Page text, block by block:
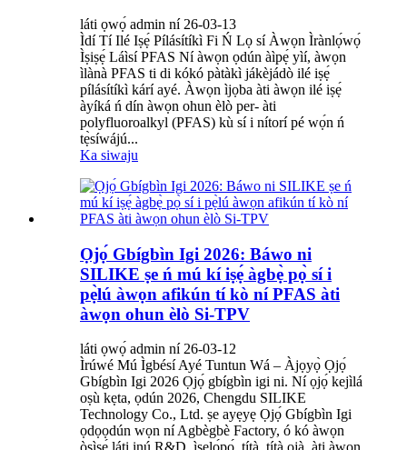
láti ọwọ́ admin ní 26-03-13
Ìdí Tí Ilé Iṣẹ́ Pílásítíkì Fi Ń Lọ sí Àwọn Ìrànlọ́wọ́
Ìṣiṣẹ́ Láìsí PFAS Ní àwọn ọdún àìpẹ́ yìí, àwọn
ìlànà PFAS ti di kókó pàtàkì jákèjádò ilé iṣẹ́
pílásítíkì kárí ayé. Àwọn ìjọba àti àwọn ilé iṣẹ́
àyíká ń dín àwọn ohun èlò per- àti
polyfluoroalkyl (PFAS) kù sí i nítorí pé wọ́n ń
tẹ̀síwájú...
Ka siwaju
Ọjọ́ Gbígbìn Igi 2026: Báwo ni
SILIKE ṣe ń mú kí iṣẹ́ àgbẹ̀ pọ̀ sí i
pẹ̀lú àwọn afikún tí kò ní PFAS àti
àwọn ohun èlò Si-TPV
láti ọwọ́ admin ní 26-03-12
Ìrúwé Mú Ìgbésí Ayé Tuntun Wá – Àjọyọ̀ Ọjọ́
Gbígbìn Igi 2026 Ọjọ́ gbígbìn igi ni. Ní ọjọ́ kejìlá
oṣù kẹta, ọdún 2026, Chengdu SILIKE
Technology Co., Ltd. ṣe ayẹyẹ Ọjọ́ Gbígbìn Igi
ọdọọdún wọn ní Agbègbè Factory, ó kó àwọn